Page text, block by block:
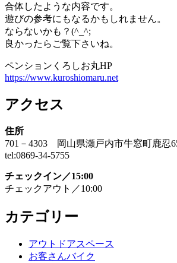
合体したような内容です。
遊びの参考にもなるかもしれません。
ならないかも？(^_^;
良かったらご覧下さいね。
ペンションくろしお丸HP
https://www.kuroshiomaru.net
アクセス
住所
701－4303 岡山県瀬戸内市牛窓町鹿忍
tel:0869-34-5755
チェックイン／15:00
チェックアウト／10:00
カテゴリー
アウトドアスペース
お客さんバイク